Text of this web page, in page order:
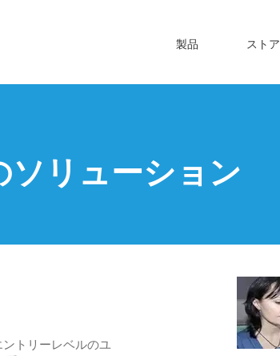
製品 ストア
リューション
トリーレベルのユ